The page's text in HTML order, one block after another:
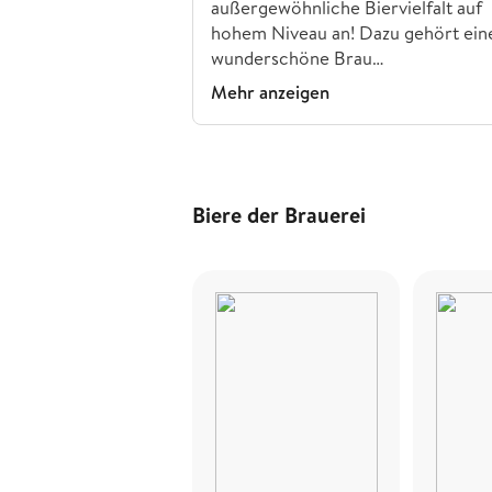
außergewöhnliche Biervielfalt auf
hohem Niveau an! Dazu gehört
wunderschöne Brau…
Mehr anzeigen
Biere der Brauerei